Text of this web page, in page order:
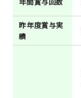
昨年度賞与実
績